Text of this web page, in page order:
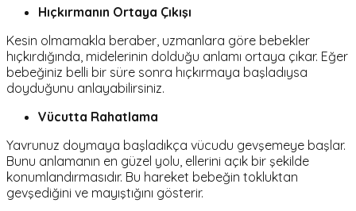
Hıçkırmanın Ortaya Çıkışı
Kesin olmamakla beraber, uzmanlara göre bebekler
hıçkırdığında, midelerinin dolduğu anlamı ortaya çıkar. Eğer
bebeğiniz belli bir süre sonra hıçkırmaya başladıysa
doyduğunu anlayabilirsiniz.
Vücutta Rahatlama
Yavrunuz doymaya başladıkça vücudu gevşemeye başlar.
Bunu anlamanın en güzel yolu, ellerini açık bir şekilde
konumlandırmasıdır. Bu hareket bebeğin tokluktan
gevşediğini ve mayıştığını gösterir.